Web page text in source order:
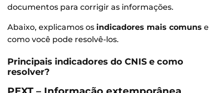
documentos para corrigir as informações.
Abaixo, explicamos os indicadores mais comuns e
como você pode resolvê-los.
Principais indicadores do CNIS e como
resolver?